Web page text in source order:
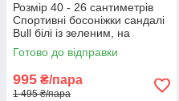
Розмір 40 - 26 сантиметрів
Спортивні босоніжки сандалі
Bull білі із зеленим, на
танкетці, з липучками
Готово до відправки
995 ₴/пара
1 495 ₴/пара